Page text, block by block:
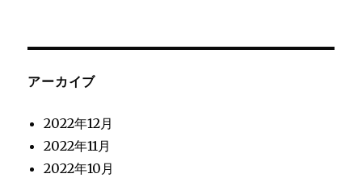
アーカイブ
2022年12月
2022年11月
2022年10月